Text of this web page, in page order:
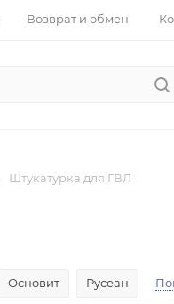
Возврат и обмен
Штукатурка для ГВЛ
Основит Русеан